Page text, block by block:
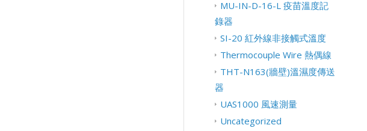
MU-IN-D-16-L 疫苗溫度記
錄器
SI-20 紅外線非接觸式溫度
Thermocouple Wire 熱偶線
THT-N163(牆壁)溫濕度傳送
器
UAS1000 風速測量
Uncategorized